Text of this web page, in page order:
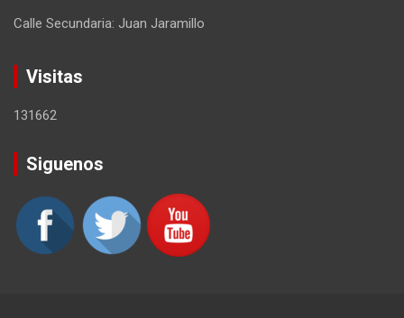
Calle Secundaria: Juan Jaramillo
Visitas
131662
Siguenos